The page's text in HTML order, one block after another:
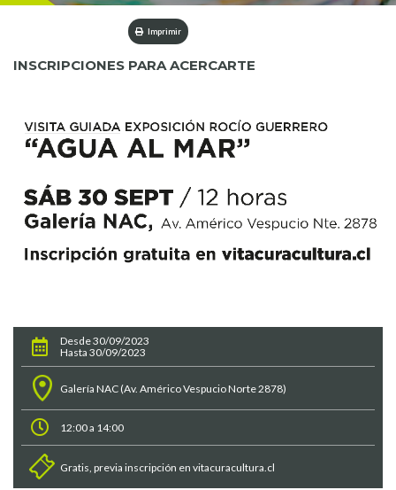
Imprimir
INSCRIPCIONES PARA ACERCARTE
Desde 30/09/2023
Hasta 30/09/2023
Galería NAC (Av. Américo Vespucio Norte 2878)
12:00 a 14:00
Gratis, previa inscripción en vitacuracultura.cl